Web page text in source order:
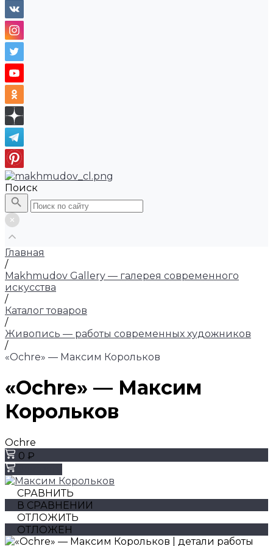
Поиск
Главная
/
Makhmudov Gallery — галерея современного
искусства
/
Каталог товаров
/
Живопись — работы современных художников
/
«Ochre» — Максим Корольков
«Ochre» — Максим
Корольков
Ochre
0 ₽
СРАВНИТЬ
В СРАВНЕНИИ
ОТЛОЖИТЬ
ОТЛОЖЕН